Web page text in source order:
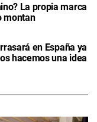
La propia marca
montan
en España ya
hacemos una idea